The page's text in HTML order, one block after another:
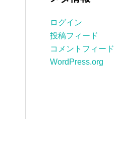
リ
ログイン
投稿フィード
コメントフィード
WordPress.org